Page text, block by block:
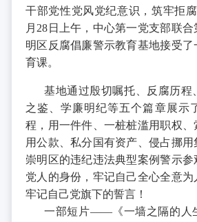
干部党性党风党纪意识，筑牢拒
月28日上午，中心第一党支部联
明区反腐倡廉警示教育基地接受
育课。
基地通过殷切嘱托、反腐历程
之鉴、学廉明纪等五个篇章展示
程，用一件件、一桩桩滥用职权
用公款、私分国有资产、侵占挪
崇明区的违纪违法典型案例警示
党人的身份，牢记自己全心全意为
牢记自己党旗下的誓言！
一部短片——《一墙之隔的人